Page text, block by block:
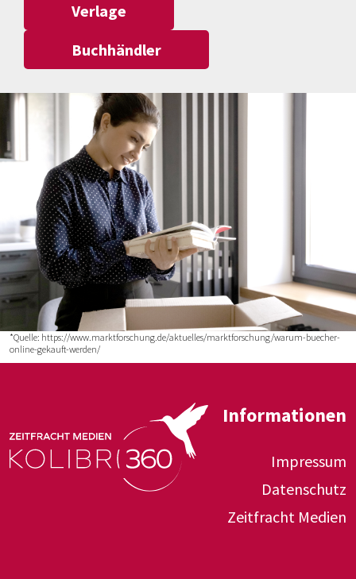
Verlage
Buchhändler
*Quelle: https://www.marktforschung.de/aktuelles/marktforschung/warum-buecher-
online-gekauft-werden/
Informationen
Impressum
Datenschutz
Zeitfracht Medien